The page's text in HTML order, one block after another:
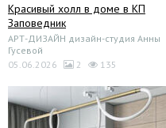
Красивый холл в доме в КП
Заповедник
АРТ-ДИЗАЙН дизайн-студия Анны
Гусевой
05.06.2026
2 135